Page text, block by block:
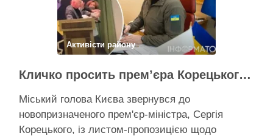
Активісти району
Кличко просить прем’єра Корецького внести президентові подання на звільнення володаря Троєщини Бахматова
Міський голова Києва звернувся до
новопризначеного прем'єр-міністра, Сергія
Корецького, із листом-пропозицією щодо